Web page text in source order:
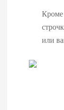
Кроме
или